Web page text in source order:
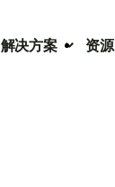
解决方案 资源